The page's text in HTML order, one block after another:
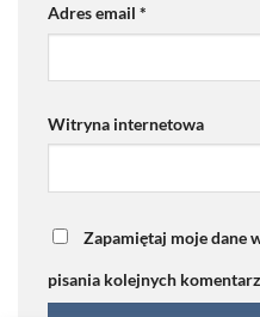
Adres email *
Witryna internetowa
Zapamiętaj moje dane
pisania kolejnych